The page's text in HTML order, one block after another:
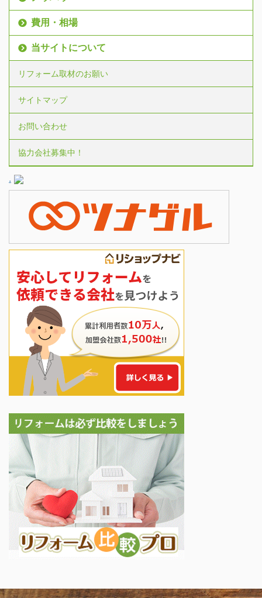
費用・相場
当サイトについて
リフォーム取材のお願い
サイトマップ
お問い合わせ
協力会社募集中！
.